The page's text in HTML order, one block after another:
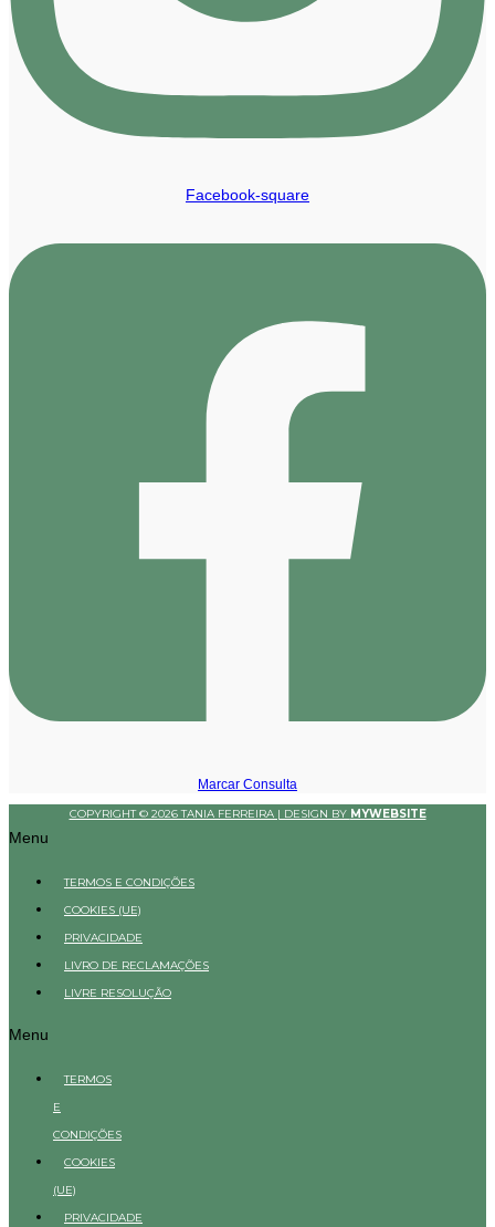
Facebook-square
Marcar Consulta
COPYRIGHT © 2026 TANIA FERREIRA | DESIGN BY MYWEBSITE
Menu
TERMOS E CONDIÇÕES
COOKIES (UE)
PRIVACIDADE
LIVRO DE RECLAMAÇÕES
LIVRE RESOLUÇÃO
Menu
TERMOS
E
CONDIÇÕES
COOKIES
(UE)
PRIVACIDADE